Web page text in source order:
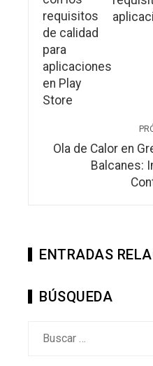
Ola de Calor en
Balcanes:
ENTRADAS
BÚSQUEDA